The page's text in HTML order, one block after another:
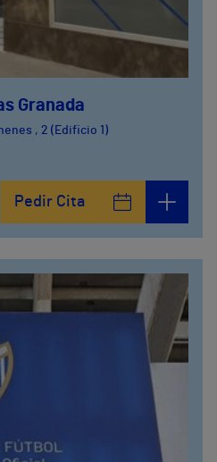
Granada
, 2 (Edificio 1)
Pedir Cita